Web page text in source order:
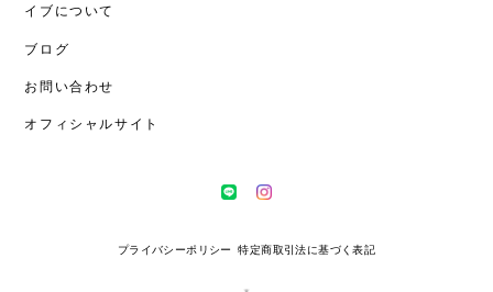
イブについて
ブログ
お問い合わせ
オフィシャルサイト
プライバシーポリシー 特定商取引法に基づく表記